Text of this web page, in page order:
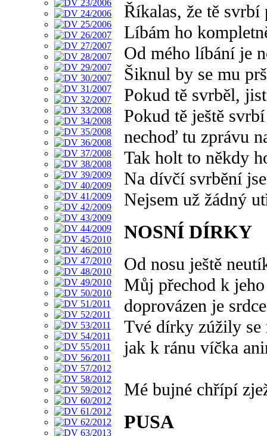
Říkalas, že tě svrbí
Líbám ho
Od mého líbání je
Šiknul by se mu
Pokud tě svrběl,
Pokud tě ještě
nechoď tu zprávu
Tak holt to někdy
Na dívčí svrbění
Nejsem už žádný
NOSNÍ DÍRKY
Od nosu ještě
Můj přechod k
doprovázen je
Tvé dírky zúžily se
jak k ránu víčka
Mé bujné chřípí
PUSA